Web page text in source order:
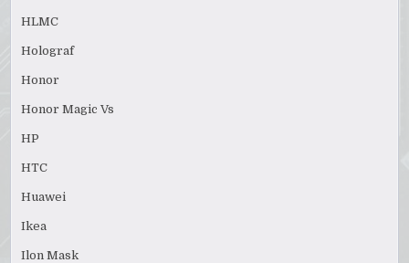
HLMC
Holograf
Honor
Honor Magic Vs
HP
HTC
Huawei
Ikea
Ilon Mask